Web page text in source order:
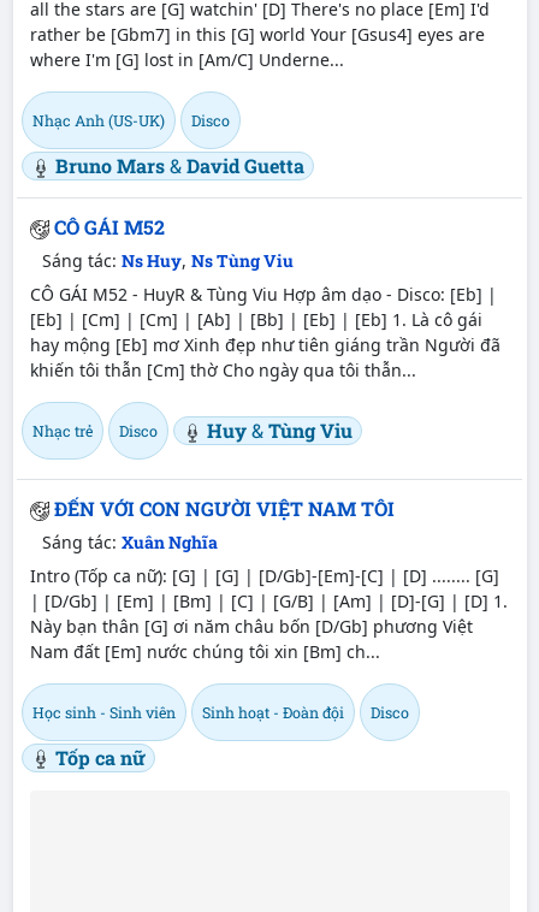
all the stars are [G] watchin' [D] There's no place [Em] I'd
rather be [Gbm7] in this [G] world Your [Gsus4] eyes are
where I'm [G] lost in [Am/C] Underne...
Nhạc Anh (US-UK) Disco
Bruno Mars&David Guetta
CÔ GÁI M52
Sáng tác: Ns Huy, Ns Tùng Viu
CÔ GÁI M52 - HuyR & Tùng Viu Hợp âm dạo - Disco: [Eb] |
[Eb] | [Cm] | [Cm] | [Ab] | [Bb] | [Eb] | [Eb] 1. Là cô gái
hay mộng [Eb] mơ Xinh đẹp như tiên giáng trần Người đã
khiến tôi thẫn [Cm] thờ Cho ngày qua tôi thẫn...
Nhạc trẻ Disco Huy&Tùng Viu
ĐẾN VỚI CON NGƯỜI VIỆT NAM TÔI
Sáng tác: Xuân Nghĩa
Intro (Tốp ca nữ): [G] | [G] | [D/Gb]-[Em]-[C] | [D] ........ [G]
| [D/Gb] | [Em] | [Bm] | [C] | [G/B] | [Am] | [D]-[G] | [D] 1.
Này bạn thân [G] ơi năm châu bốn [D/Gb] phương Việt
Nam đất [Em] nước chúng tôi xin [Bm] ch...
Học sinh - Sinh viên Sinh hoạt - Đoàn đội Disco
Tốp ca nữ